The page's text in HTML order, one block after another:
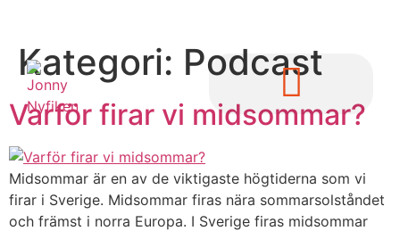
Kategori: Podcast
Varför firar vi midsommar?
Midsommar är en av de viktigaste högtiderna som vi
firar i Sverige. Midsommar firas nära sommarsolståndet
och främst i norra Europa. I Sverige firas midsommar